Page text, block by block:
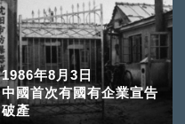
1986年8月3日
中國首次有國有企業宣告
破產